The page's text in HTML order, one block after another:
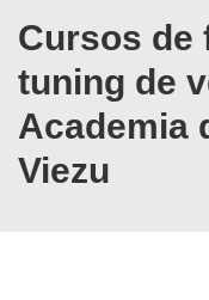
Cursos de
tuning de
Academia
Viezu